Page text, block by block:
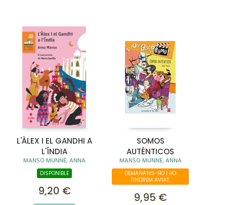
L'ÀLEX I EL GANDHI A
L'ÍNDIA
MANSO MUNNÉ, ANNA
DISPONIBLE
9,20 €
SOMOS
AUTÉNTICOS
MANSO MUNNE, ANNA
DEMANA'NS-HO I HO
TINDREM AVIAT.
9,95 €